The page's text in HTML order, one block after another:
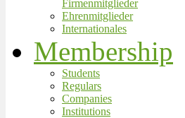
Firmenmitglieder
Ehrenmitglieder
Internationales
Membership
Students
Regulars
Companies
Institutions